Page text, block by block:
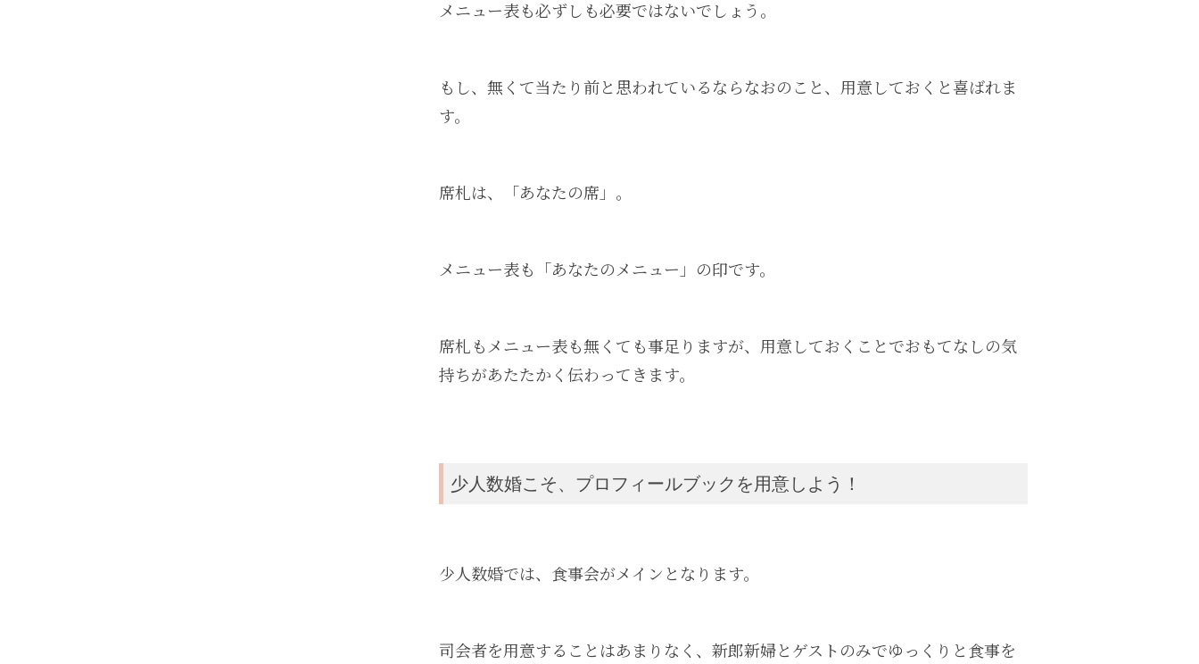
メニュー表も必ずしも必要ではないでしょう。
もし、無くて当たり前と思われているならなおのこと、用意しておくと喜ばれま
す。
席札は、「あなたの席」。
メニュー表も「あなたのメニュー」の印です。
席札もメニュー表も無くても事足りますが、用意しておくことでおもてなしの気
持ちがあたたかく伝わってきます。
少人数婚こそ、プロフィールブックを用意しよう！
少人数婚では、食事会がメインとなります。
司会者を用意することはあまりなく、新郎新婦とゲストのみでゆっくりと食事を